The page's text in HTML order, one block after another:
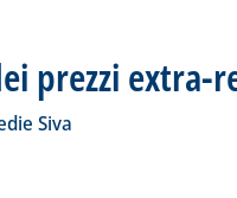
prezzi extra-
la notizia: 'Medie
Siva